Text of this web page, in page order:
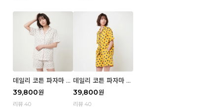
데일리 코튼 파자마 반
팔 세트 (우먼) - 02
Blue cherry
39,800원
리뷰 40
데일리 코튼 파자마 반
팔 세트 (우먼) - 01 Mi
z
39,800원
리뷰 40